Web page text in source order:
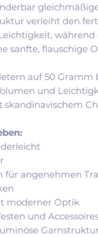
verleiht den
während
sanfte, flauschige
auf 50
und
für angenehmen
moderner Optik
und